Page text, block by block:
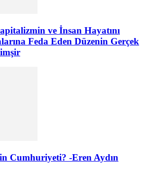
ve İnsan Hayatını
Feda Eden Düzenin Gerçek
Cumhuriyeti? -Eren Aydın